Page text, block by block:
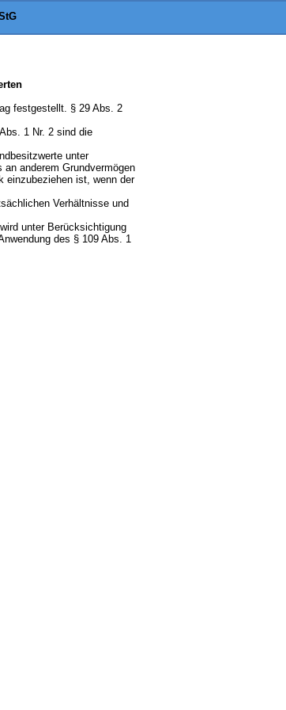
festgestellt. § 29 Abs. 2
1 Nr. 2 sind die
unter
anderem Grundvermögen
einzubeziehen ist, wenn der
Verhältnisse und
unter Berücksichtigung
des § 109 Abs. 1